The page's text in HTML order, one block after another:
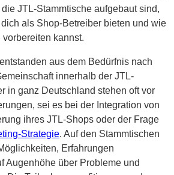
JTL-Stammtische aufgebaut sind,
als Shop-Betreiber bieten und wie
kannst.
aus dem Bedürfnis nach
innerhalb der JTL-
in ganz Deutschland stehen oft vor
sei es bei der Integration von
ihres JTL-Shops oder der Frage
Strategie. Auf den Stammtischen
Erfahrungen
Augenhöhe über Probleme und